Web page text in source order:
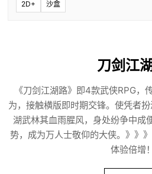
2D+ 沙盒
刀剑江
《刀剑江湖路》即4款武侠RPG，
为，接触横版即时期交锋。使凭者
湖武林其血雨腥风，身处纷争中成
势，成为万人士敬仰的大侠。》》
体验倍增！